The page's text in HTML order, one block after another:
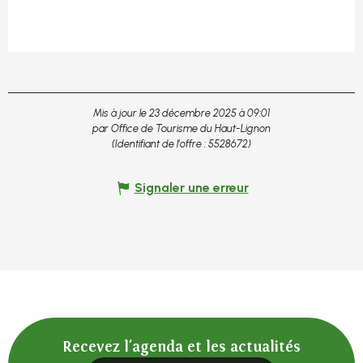
Mis à jour le 23 décembre 2025 à 09:01
par Office de Tourisme du Haut-Lignon
(Identifiant de l'offre : 5528672)
Signaler une erreur
Recevez l'agenda et les actualités